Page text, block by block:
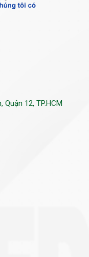
Quận 12, TP.HCM